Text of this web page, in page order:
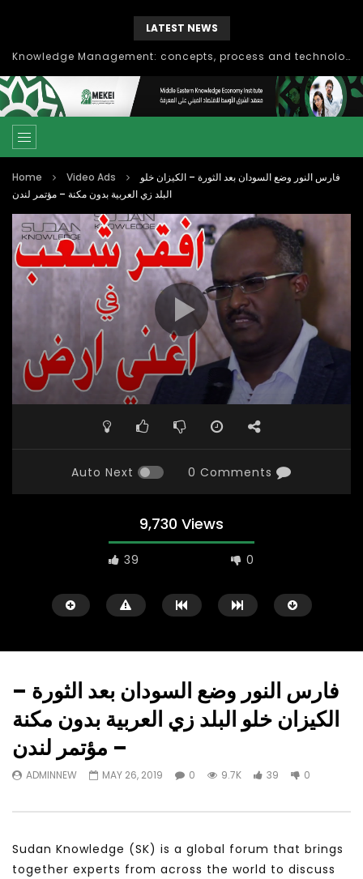
LATEST NEWS
Knowledge Management: concepts, process and technology
Home Video Ads
فارس النور وضع السودان بعد الثورة – الكيزان خلو
البلد زي العربية بدون مكنة – مؤتمر لندن
Auto Next 0 Comments
9,730 Views
39 0
Watch Later
سكاي نيوز عربية – أزمة نورد ستريم مزيد
من التأزيم أم مفتاح للحل؟ Prof. Allam
APRIL 9, 2023
02:27:52
الشباب: التحديات و الفرص
فارس النور وضع السودان بعد الثورة –
الكيزان خلو البلد زي العربية بدون مكنة
– مؤتمر لندن
ADMINNEW MAY 26, 2019 0 9.7K 39 0
Sudan Knowledge (SK) is a global forum that brings
together experts from across the world to discuss